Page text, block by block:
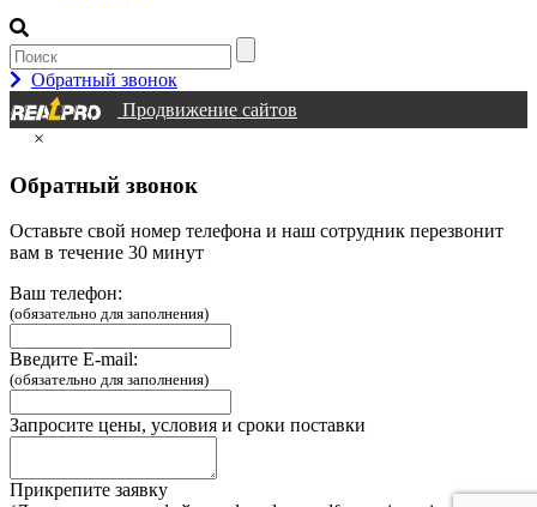
Обратный звонок
Продвижение сайтов
×
Обратный звонок
Оставьте свой номер телефона и наш сотрудник перезвонит
вам в течение 30 минут
Ваш телефон:
(обязательно для заполнения)
Введите E-mail:
(обязательно для заполнения)
Запросите цены, условия и сроки поставки
Прикрепите заявку